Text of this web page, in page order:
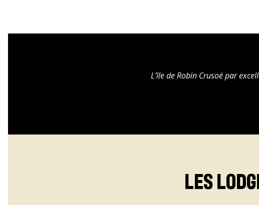
L’île de Robin Crusoé par
LES